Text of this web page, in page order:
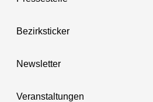
Bezirksticker
Newsletter
Veranstaltungen